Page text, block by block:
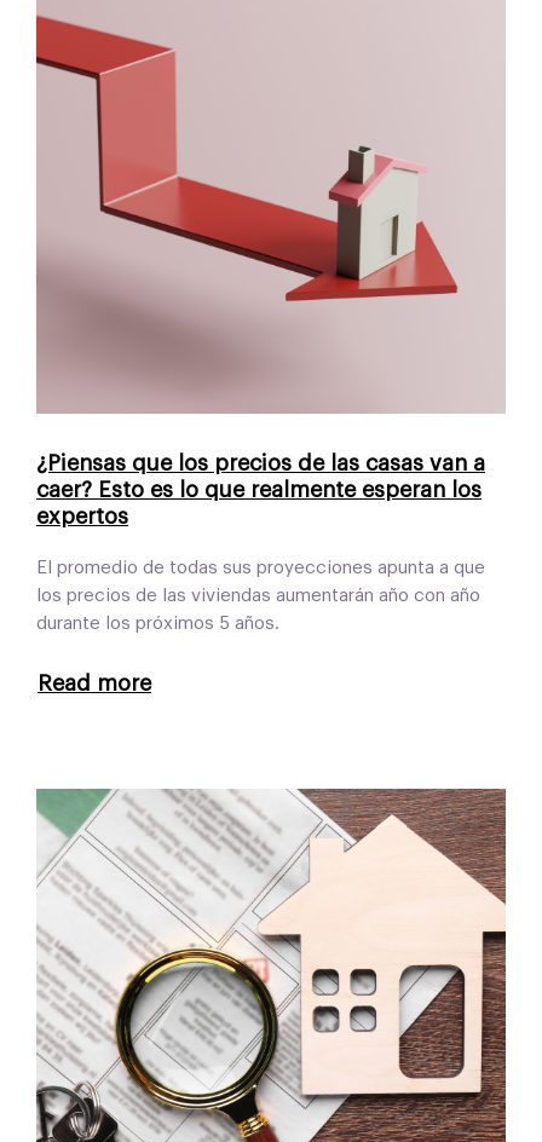
¿Piensas que los precios de las casas van a
caer? Esto es lo que realmente esperan los
expertos
El promedio de todas sus proyecciones apunta a que
los precios de las viviendas aumentarán año con año
durante los próximos 5 años.
Read more